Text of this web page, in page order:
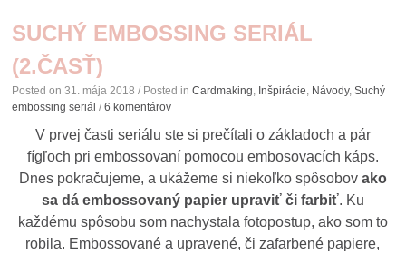
SUCHÝ EMBOSSING SERIÁL
(2.ČASŤ)
Posted on31. mája 2018 / Posted inCardmaking, Inšpirácie, Návody,Suchý
embossing seriál /6 komentárov
V prvej časti seriálu ste si prečítali o základoch a pár
fígľoch pri embossovaní pomocou embosovacích káps.
Dnes pokračujeme, a ukážeme si niekoľko spôsobov ako
sa dá embossovaný papier upraviť či farbiť. Ku
každému spôsobu som nachystala fotopostup, ako som to
robila. Embossované a upravené, či zafarbené papiere,